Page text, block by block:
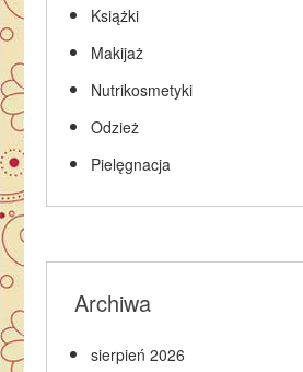
Książki
Makijaż
Nutrikosmetyki
Odzież
Pielęgnacja
Archiwa
sierpień 2026